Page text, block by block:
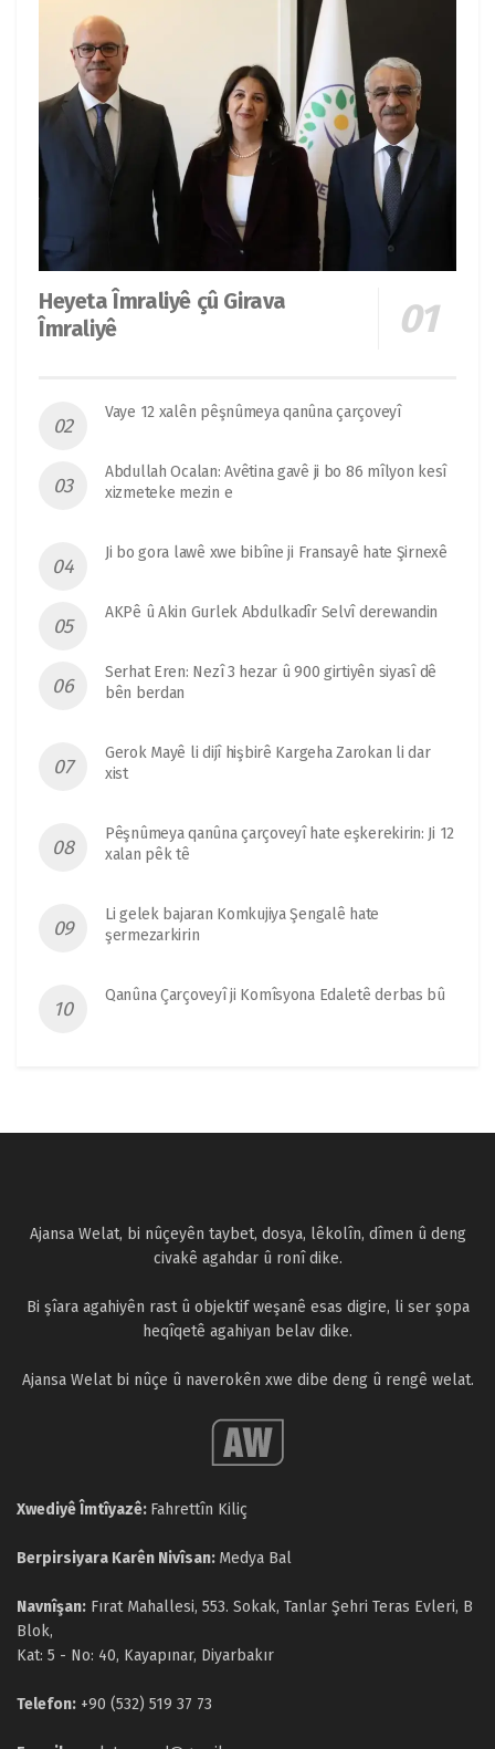
Heyeta Îmraliyê çû Girava
Îmraliyê
Vaye 12 xalên pêşnûmeya qanûna çarçoveyî
Abdullah Ocalan: Avêtina gavê ji bo 86 mîlyon kesî
xizmeteke mezin e
Ji bo gora lawê xwe bibîne ji Fransayê hate Şirnexê
AKPê û Akin Gurlek Abdulkadîr Selvî derewandin
Serhat Eren: Nezî 3 hezar û 900 girtiyên siyasî dê
bên berdan
Gerok Mayê li dijî hişbirê Kargeha Zarokan li dar
xist
Pêşnûmeya qanûna çarçoveyî hate eşkerekirin: Ji 12
xalan pêk tê
Li gelek bajaran Komkujiya Şengalê hate
şermezarkirin
Qanûna Çarçoveyî ji Komîsyona Edaletê derbas bû
Ajansa Welat, bi nûçeyên taybet, dosya, lêkolîn, dîmen û deng
civakê agahdar û ronî dike.
Bi şîara agahiyên rast û objektif weşanê esas digire, li ser şopa
heqîqetê agahiyan belav dike.
Ajansa Welat bi nûçe û naverokên xwe dibe deng û rengê welat.
Xwediyê Îmtîyazê: Fahrettîn Kiliç
Berpirsiyara Karên Nivîsan: Medya Bal
Navnîşan: Fırat Mahallesi, 553. Sokak, Tanlar Şehri Teras Evleri, B
Blok,
Kat: 5 - No: 40, Kayapınar, Diyarbakır
Telefon: +90 (532) 519 37 73